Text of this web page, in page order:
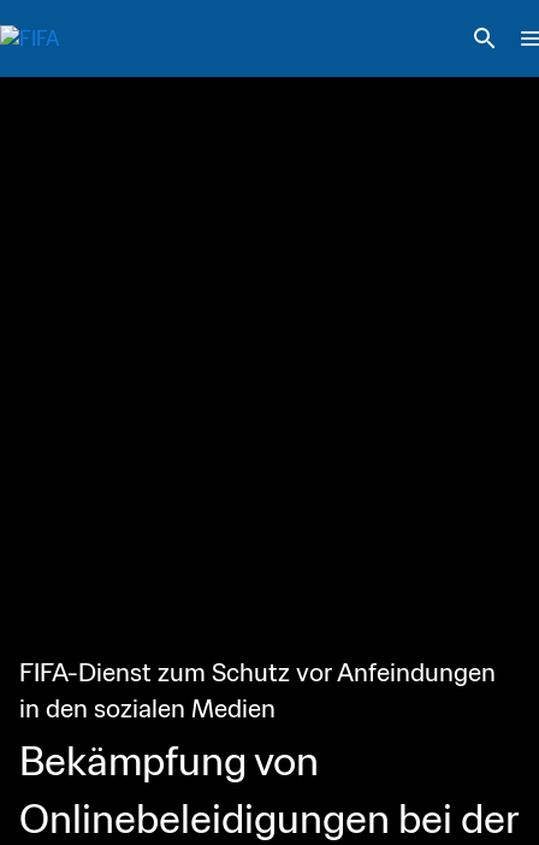
FIFA-Dienst zum Schutz vor Anfeindungen
in den sozialen Medien
Bekämpfung von
Onlinebeleidigungen bei der